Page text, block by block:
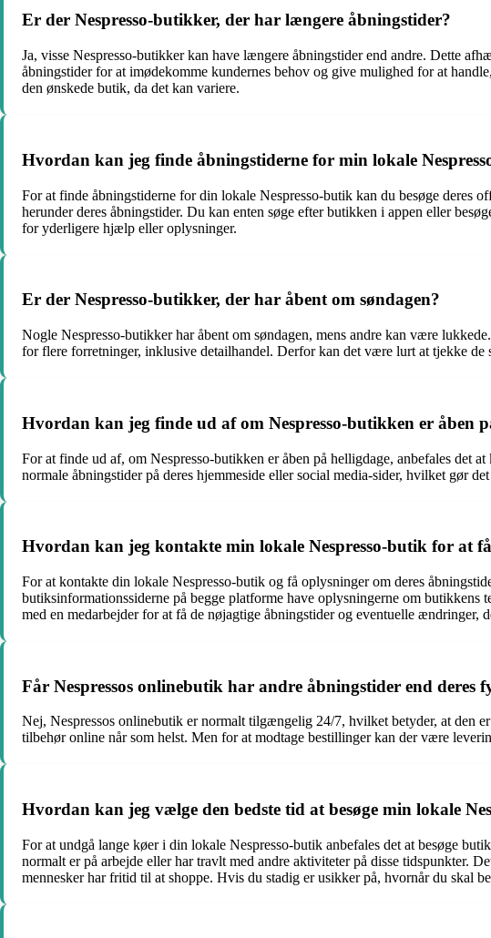
Er der Nespresso-butikker, der har længere åbningstider?
Ja, visse Nespresso-butikker kan have længere åbningstider end andre. Dette
åbningstider for at imødekomme kundernes behov og give mulighed for at
den ønskede butik, da det kan variere.
Hvordan kan jeg finde åbningstiderne for min lokale
For at finde åbningstiderne for din lokale Nespresso-butik kan du besøge deres
herunder deres åbningstider. Du kan enten søge efter butikken i appen eller
for yderligere hjælp eller oplysninger.
Er der Nespresso-butikker, der har åbent om søndagen?
Nogle Nespresso-butikker har åbent om søndagen, mens andre kan være
for flere forretninger, inklusive detailhandel. Derfor kan det være lurt at tjekke
Hvordan kan jeg finde ud af om Nespresso-butikken er åben
For at finde ud af, om Nespresso-butikken er åben på helligdage, anbefales det
normale åbningstider på deres hjemmeside eller social media-sider, hvilket gør
Hvordan kan jeg kontakte min lokale Nespresso-butik for at
For at kontakte din lokale Nespresso-butik og få oplysninger om deres
butiksinformationssiderne på begge platforme have oplysningerne om
med en medarbejder for at få de nøjagtige åbningstider og eventuelle ændringer,
Får Nespressos onlinebutik har andre åbningstider end deres
Nej, Nespressos onlinebutik er normalt tilgængelig 24/7, hvilket betyder, at den
tilbehør online når som helst. Men for at modtage bestillinger kan der være
Hvordan kan jeg vælge den bedste tid at besøge min lokale
For at undgå lange køer i din lokale Nespresso-butik anbefales det at besøge
normalt er på arbejde eller har travlt med andre aktiviteter på disse tidspunkter.
mennesker har fritid til at shoppe. Hvis du stadig er usikker på, hvornår du skal